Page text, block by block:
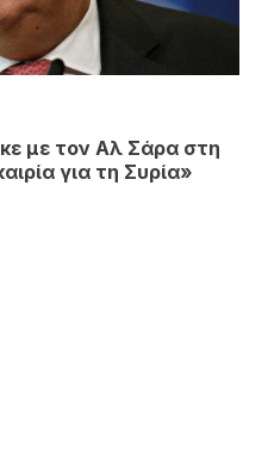
με τον Αλ Σάρα στη
για τη Συρία»